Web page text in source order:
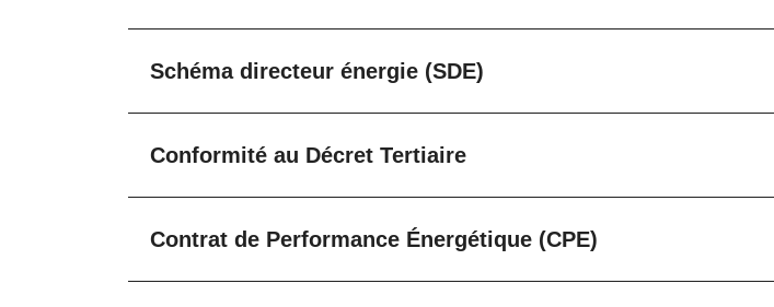
Schéma directeur énergie (SDE)
Conformité au Décret Tertiaire
Contrat de Performance Énergétique (CPE)